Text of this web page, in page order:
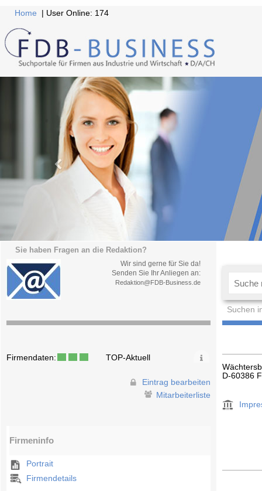
Home | User Online: 174
Sie haben Fragen an die Redaktion?
Wir sind gerne für Sie da!
Senden Sie Ihr Anliegen an:
Redaktion@FDB-Business.de
Suchen
Firmendaten: TOP-Aktuell
Eintrag bearbeiten
Mitarbeiterliste
Firmeninfo
Portrait
Firmendetails
D-60386